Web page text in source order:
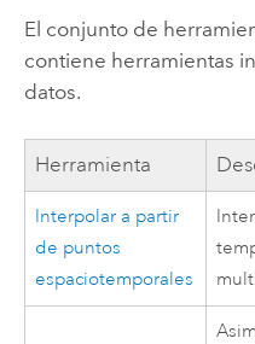
El conjunto de
contiene herramientas
datos.
Herramienta
Interpolar a partir
de puntos
espaciotemporales